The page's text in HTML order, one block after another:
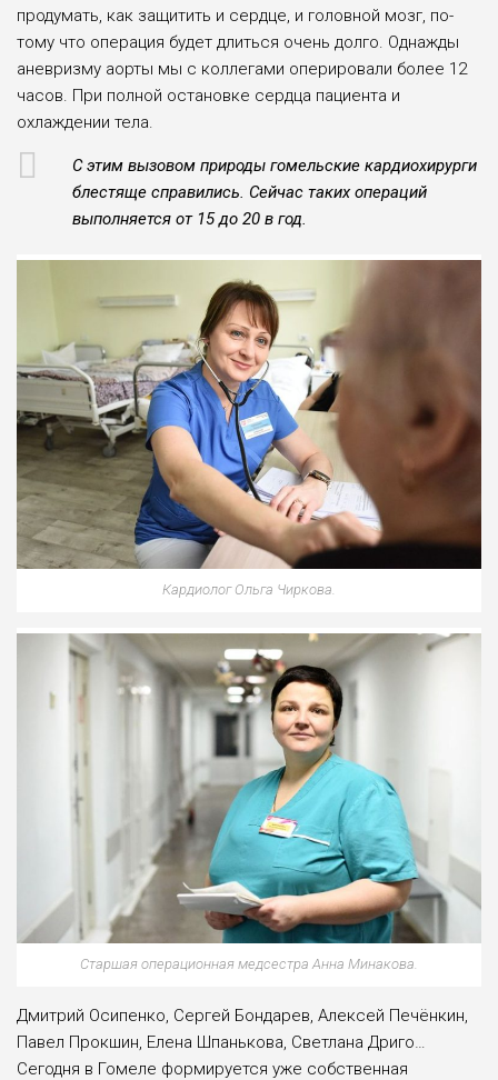
продумать, как за­щитить и сердце, и головной мозг, по­
тому что операция будет длиться очень долго. Однажды
аневризму аорты мы с коллегами оперировали более 12
часов. При полной остановке сердца пациен­та и
охлаждении тела.
С этим вызовом природы гомельские кардиохирурги
блестяще справились. Сейчас таких операций
выполняется от 15 до 20 в год.
Кардиолог Ольга Чиркова.
Старшая операционная медсестра Анна Минакова.
Дмитрий Осипенко, Сергей Бонда­рев, Алексей Печёнкин,
Павел Прок­шин, Елена Шпанькова, Светлана Дри­го…
Сегодня в Гомеле формируется уже собственная